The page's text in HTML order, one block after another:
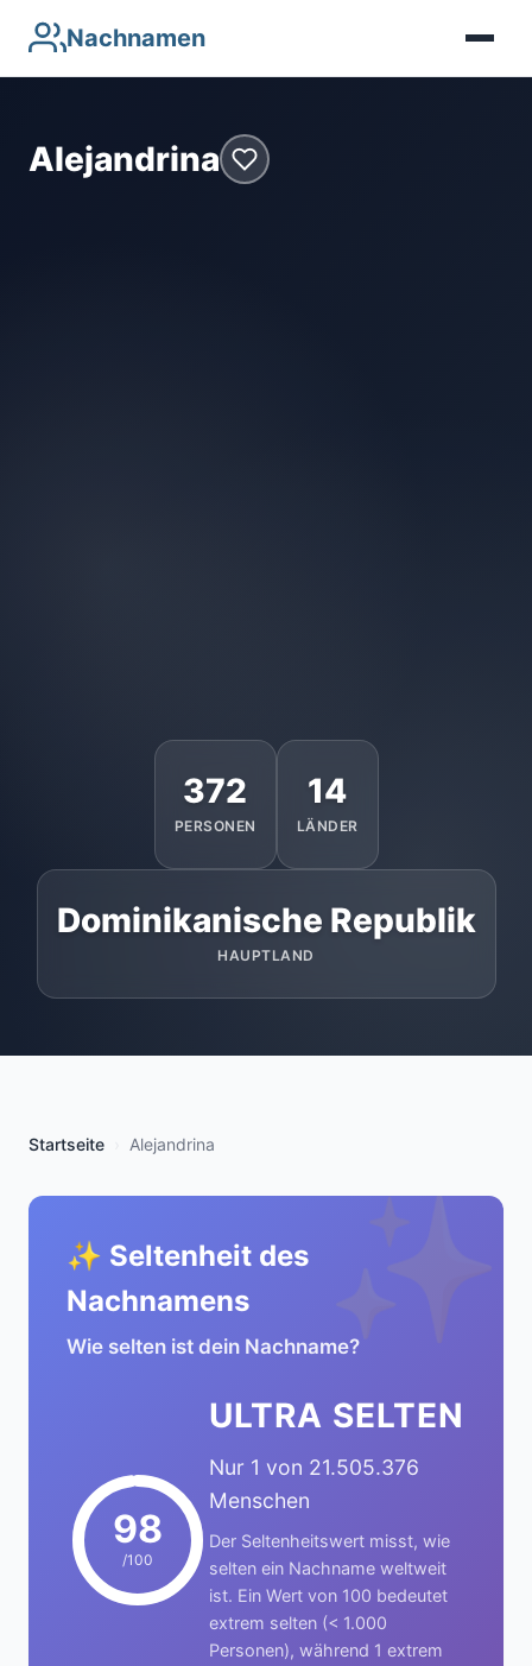
Nachnamen
Alejandrina
372
PERSONEN
14
LÄNDER
Dominikanische Republik
HAUPTLAND
Startseite Alejandrina
✨
✨ Seltenheit des
Nachnamens
Wie selten ist dein Nachname?
98
/100
ULTRA SELTEN
Nur 1 von 21.505.376
Menschen
Der Seltenheitswert misst, wie
selten ein Nachname weltweit
ist. Ein Wert von 100 bedeutet
extrem selten (< 1.000
Personen), während 1 extrem